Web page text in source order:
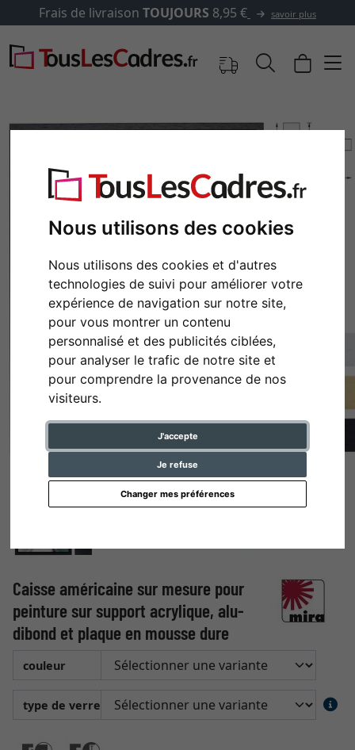
Nous utilisons des cookies
Nous utilisons des cookies et d'autres
technologies de suivi pour améliorer votre
expérience de navigation sur notre site,
pour vous montrer un contenu
personnalisé et des publicités ciblées,
pour analyser le trafic de notre site et
pour comprendre la provenance de nos
visiteurs.
J'accepte
Je refuse
Changer mes préférences
savoir plus ✓500 000 articles au
Retour
Caisse américaine sur mesure pour
peinture sur support acrylique, alu-
dibond et plaque en mousse dure
couleur
type de verre